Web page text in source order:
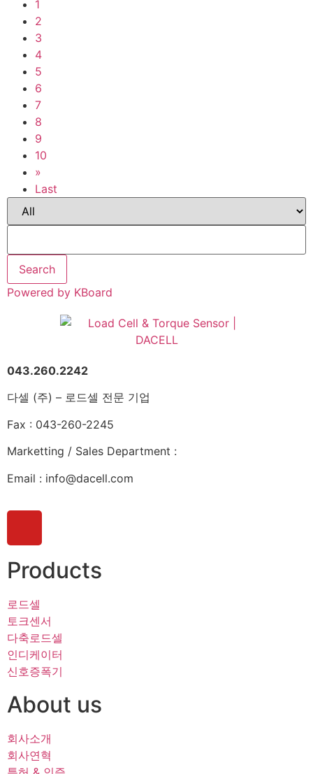
1
2
3
4
5
6
7
8
9
10
»
Last
Search
Powered by KBoard
043.260.2242
다셀 (주) – 로드셀 전문 기업
Fax : 043-260-2245
Marketting / Sales Department :
Email : info@dacell.com
Products
로드셀
토크센서
다축로드셀
인디케이터
신호증폭기
About us
회사소개
회사연혁